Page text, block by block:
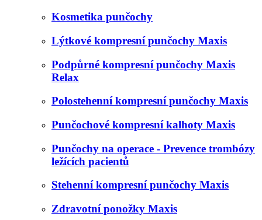
Kosmetika punčochy
Lýtkové kompresní punčochy Maxis
Podpůrné kompresní punčochy Maxis
Relax
Polostehenní kompresní punčochy Maxis
Punčochové kompresní kalhoty Maxis
Punčochy na operace - Prevence trombózy
ležících pacientů
Stehenní kompresní punčochy Maxis
Zdravotní ponožky Maxis